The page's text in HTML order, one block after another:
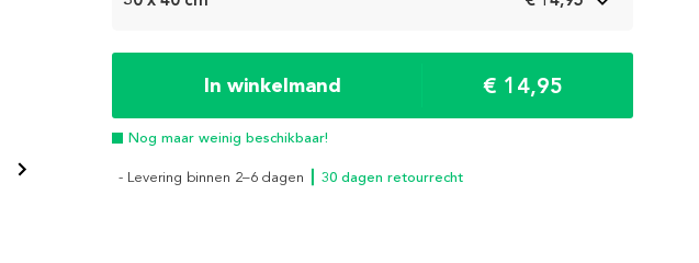
In winkelmand € 14,95
Nog maar weinig beschikbaar!
- Levering binnen 2–6 dagen ┃ 30 dagen retourrecht